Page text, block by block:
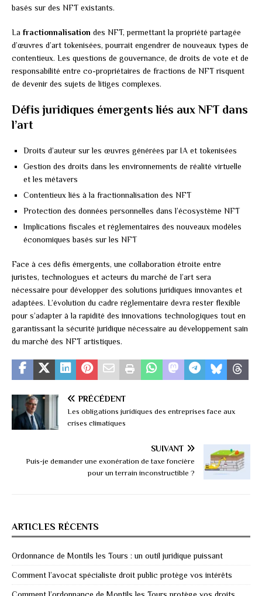
basés sur des NFT existants.
La fractionnalisation des NFT, permettant la propriété partagée
d’œuvres d’art tokenisées, pourrait engendrer de nouveaux types de
contentieux. Les questions de gouvernance, de droits de vote et de
responsabilité entre co-propriétaires de fractions de NFT risquent
de devenir des sujets de litiges complexes.
Défis juridiques émergents liés aux NFT dans
l’art
Droits d’auteur sur les œuvres générées par IA et tokenisées
Gestion des droits dans les environnements de réalité virtuelle
et les métavers
Contentieux liés à la fractionnalisation des NFT
Protection des données personnelles dans l’écosystème NFT
Implications fiscales et réglementaires des nouveaux modèles
économiques basés sur les NFT
Face à ces défis émergents, une collaboration étroite entre
juristes, technologues et acteurs du marché de l’art sera
nécessaire pour développer des solutions juridiques innovantes et
adaptées. L’évolution du cadre réglementaire devra rester flexible
pour s’adapter à la rapidité des innovations technologiques tout en
garantissant la sécurité juridique nécessaire au développement sain
du marché des NFT artistiques.
PRÉCÉDENT
Les obligations juridiques des entreprises face aux
crises climatiques
SUIVANT
Puis-je demander une exonération de taxe foncière
pour un terrain inconstructible ?
ARTICLES RÉCENTS
Ordonnance de Montils les Tours : un outil juridique puissant
Comment l’avocat spécialiste droit public protège vos intérêts